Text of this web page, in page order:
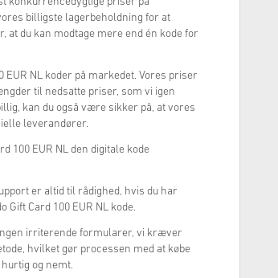
billigste lagerbeholdning for at
at du kan modtage mere end én kode for
EUR NL koder på markedet. Vores priser
til nedsatte priser, som vi igen
kan du også være sikker på, at vores
leverandører.
100 EUR NL den digitale kode
er altid til rådighed, hvis du har
Card 100 EUR NL kode.
irriterende formularer, vi kræver
hvilket gør processen med at købe
og nemt.